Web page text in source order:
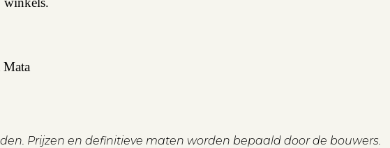
Mata
Prijzen en definitieve maten worden bepaald door de bouwers.